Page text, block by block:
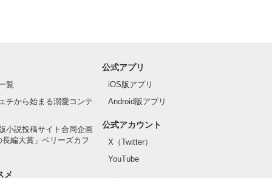
覧
チから始まる溺愛コンテ
小説投稿サイト合同企画
長編大賞」ベリーズカフ
メ
公式アプリ
iOS版アプリ
Android版アプリ
公式アカウント
X（Twitter）
YouTube